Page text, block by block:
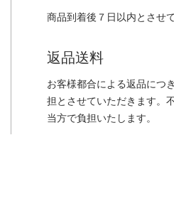
商品到着後７日以内とさせ
返品送料
お客様都合による返品につ
担とさせていただきます。
当方で負担いたします。